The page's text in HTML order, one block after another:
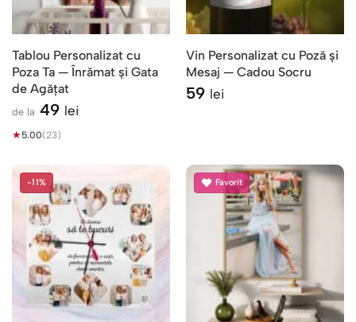
Tablou Personalizat cu
Poza Ta — Înrămat și Gata
de Agățat
de la 49 lei
★5.00(23)
Vin Personalizat cu Poză și
Mesaj — Cadou Socru
59 lei
-11% Favorit